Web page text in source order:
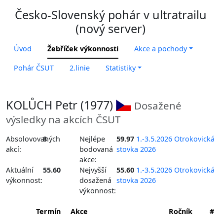
Česko-Slovenský pohár v ultratrailu
(nový server)
Úvod Žebříček výkonnosti Akce a pochody
Pohár ČSUT 2.linie Statistiky
KOLŮCH Petr (1977)
Dosažené
výsledky na akcích ČSUT
Absolovovaných
akcí:
8
Nejlépe
bodovaná
akce:
59.97 1.-3.5.2026 Otrokovická
stovka 2026
Aktuální
výkonnost:
55.60
Nejvyšší
dosažená
výkonnost:
55.60 1.-3.5.2026 Otrokovická
stovka 2026
Termín Akce Ročník #